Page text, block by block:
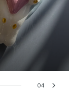
04